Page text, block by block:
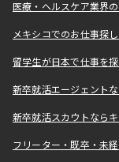
医療・ヘルスケア業界
メキシコでのお仕事探
留学生が日本で仕事を
新卒就活エージェント
新卒就活スカウトなら
フリーター・既卒・未